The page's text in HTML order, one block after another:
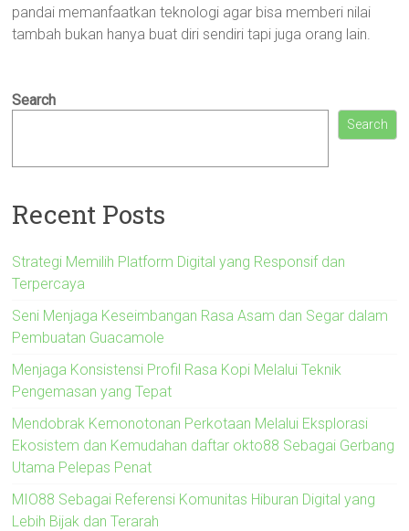
pandai memanfaatkan teknologi agar bisa memberi nilai
tambah bukan hanya buat diri sendiri tapi juga orang lain.
Search
Search
Recent Posts
Strategi Memilih Platform Digital yang Responsif dan
Terpercaya
Seni Menjaga Keseimbangan Rasa Asam dan Segar dalam
Pembuatan Guacamole
Menjaga Konsistensi Profil Rasa Kopi Melalui Teknik
Pengemasan yang Tepat
Mendobrak Kemonotonan Perkotaan Melalui Eksplorasi
Ekosistem dan Kemudahan daftar okto88 Sebagai Gerbang
Utama Pelepas Penat
MIO88 Sebagai Referensi Komunitas Hiburan Digital yang
Lebih Bijak dan Terarah